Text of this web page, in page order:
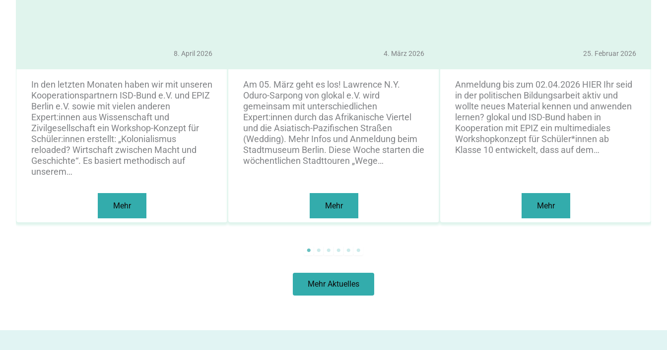
8. April 2026
In den letzten Monaten haben wir mit unseren
Kooperationspartnern ISD-Bund e.V. und EPIZ
Berlin e.V. sowie mit vielen anderen
Expert:innen aus Wissenschaft und
Zivilgesellschaft ein Workshop-Konzept für
Schüler:innen erstellt: „Kolonialismus
reloaded? Wirtschaft zwischen Macht und
Geschichte“. Es basiert methodisch auf
unserem…
Mehr
4. März 2026
Am 05. März geht es los! Lawrence N.Y.
Oduro-Sarpong von glokal e.V. wird
gemeinsam mit unterschiedlichen
Expert:innen durch das Afrikanische Viertel
und die Asiatisch-Pazifischen Straßen
(Wedding). Mehr Infos und Anmeldung beim
Stadtmuseum Berlin. Diese Woche starten die
wöchentlichen Stadttouren „Wege…
Mehr
25. Februar 2026
Anmeldung bis zum 02.04.2026 HIER Ihr seid
in der politischen Bildungsarbeit aktiv und
wollte neues Material kennen und anwenden
lernen? glokal und ISD-Bund haben in
Kooperation mit EPIZ ein multimediales
Workshopkonzept für Schüler*innen ab
Klasse 10 entwickelt, dass auf dem…
Mehr
Mehr Aktuelles